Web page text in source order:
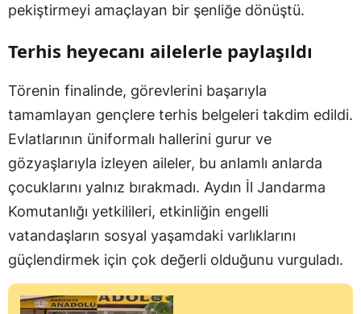
pekiştirmeyi amaçlayan bir şenliğe dönüştü.
Terhis heyecanı ailelerle paylaşıldı
Törenin finalinde, görevlerini başarıyla
tamamlayan gençlere terhis belgeleri takdim edildi.
Evlatlarının üniformalı hallerini gurur ve
gözyaşlarıyla izleyen aileler, bu anlamlı anlarda
çocuklarını yalnız bırakmadı. Aydın İl Jandarma
Komutanlığı yetkilileri, etkinliğin engelli
vatandaşların sosyal yaşamdaki varlıklarını
güçlendirmek için çok değerli olduğunu vurguladı.